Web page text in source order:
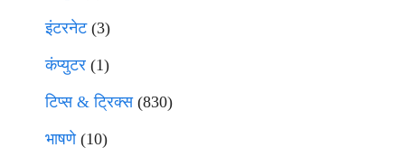
इंटरनेट(3)
कंप्युटर (1)
टिप्स & ट्रिक्स(830)
भाषणे(10)